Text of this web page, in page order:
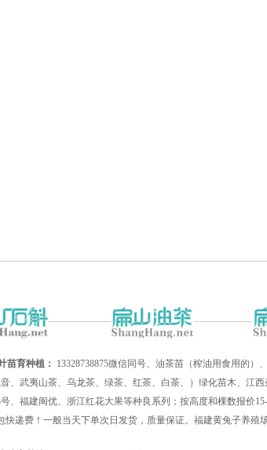
苗育种植： 13328738875微信同号、油茶苗（榨油用食用的
、武夷山茶、乌龙茶、绿茶、红茶、白茶、）绿化苗木、江
、福建闽优、浙江红花大果等种良系列；按高度和棵数报价
快递费！一般当天下单次日发货，质量保证。福建黄兔子养殖